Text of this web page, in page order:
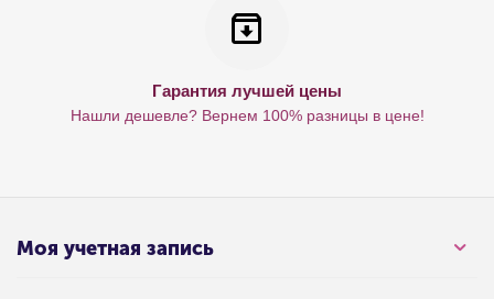
Гарантия лучшей цены
Нашли дешевле? Вернем 100% разницы в цене!
Моя учетная запись